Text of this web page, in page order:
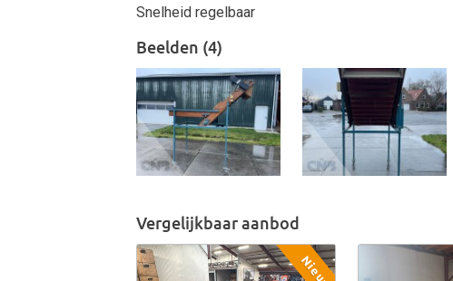
Snelheid regelbaar
Beelden (4)
Vergelijkbaar aanbod
Nieuw